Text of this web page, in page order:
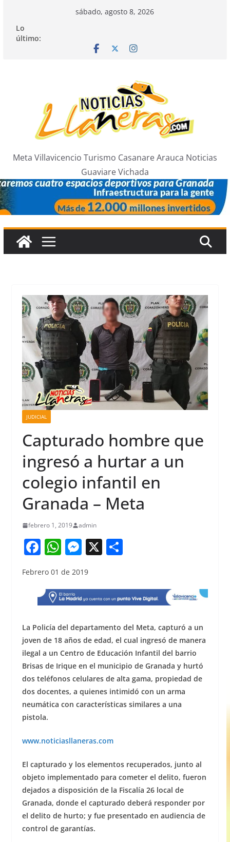
contenido
sábado, agosto 8, 2026
Lo
último:
Meta Villavicencio Turismo Casanare Arauca Noticias
Guaviare Vichada
JUDICIAL
Capturado hombre que
ingresó a hurtar a un
colegio infantil en
Granada – Meta
febrero 1, 2019 admin
F
c
e
b
o
o
k
W
h
at
s
A
p
p
M
ss
e
n
g
er
X S
e
Febrero 01 de 2019
La Policía del departamento del Meta, capturó a un
joven de 18 años de edad, el cual ingresó de manera
ilegal a un Centro de Educación Infantil del barrio
Brisas de Irique en el municipio de Granada y hurtó
dos teléfonos celulares de alta gama, propiedad de
dos docentes, a quienes intimidó con un arma
neumática con características similares a una
pistola.
www.noticiasllaneras.com
El capturado y los elementos recuperados, junto al
objeto implementado para cometer el delito, fueron
dejados a disposición de la Fiscalía 26 local de
Granada, donde el capturado deberá responder por
el delito de hurto; y fue presentado en audiencia de
control de garantías.